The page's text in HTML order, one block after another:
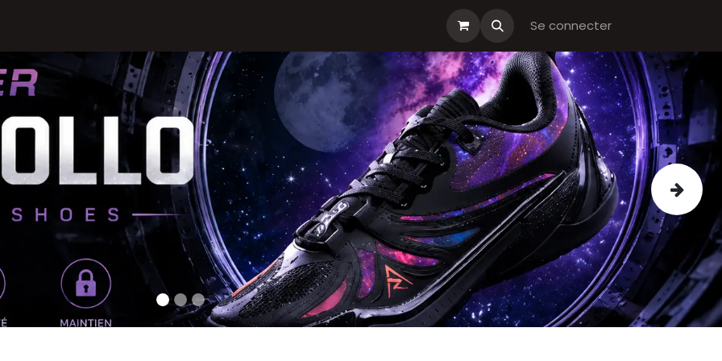
Boutiques Club Se connecter
Suivant